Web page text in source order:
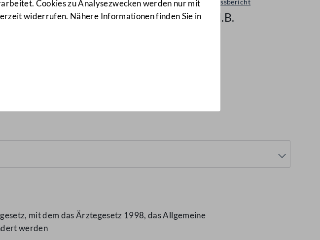
Cookies zu Analysezwecken werden nur mit
widerrufen. Nähere Informationen finden Sie in
Ausschussbericht
438 d.B.
und
mit dem das Ärztegesetz 1998, das Allgemeine
werden